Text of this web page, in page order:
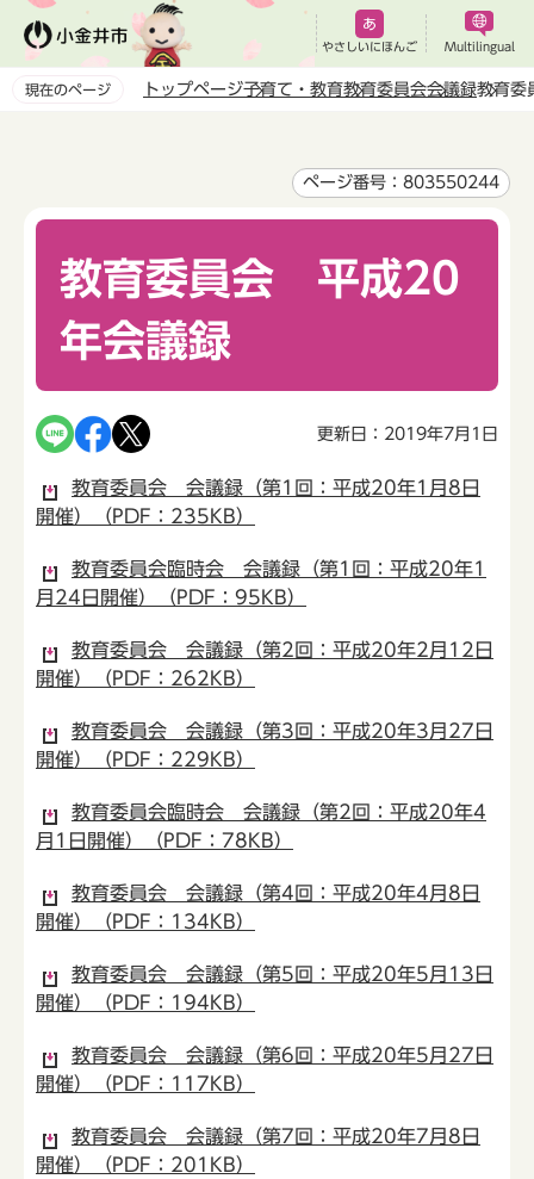
ペ
やさしいにほんご Multilingual
現在のページ トップページ子育て・教育教育委員会会議録教育委
ページ番号：803550244
教育委員会 平成20
年会議録
更新日：2019年7月1日
教育委員会 会議録（第1回：平成20年1月8日
開催）（PDF：235KB）
教育委員会臨時会 会議録（第1回：平成20年1
月24日開催）（PDF：95KB）
教育委員会 会議録（第2回：平成20年2月12日
開催）（PDF：262KB）
教育委員会 会議録（第3回：平成20年3月27日
開催）（PDF：229KB）
教育委員会臨時会 会議録（第2回：平成20年4
月1日開催）（PDF：78KB）
教育委員会 会議録（第4回：平成20年4月8日
開催）（PDF：134KB）
教育委員会 会議録（第5回：平成20年5月13日
開催）（PDF：194KB）
教育委員会 会議録（第6回：平成20年5月27日
開催）（PDF：117KB）
教育委員会 会議録（第7回：平成20年7月8日
開催）（PDF：201KB）